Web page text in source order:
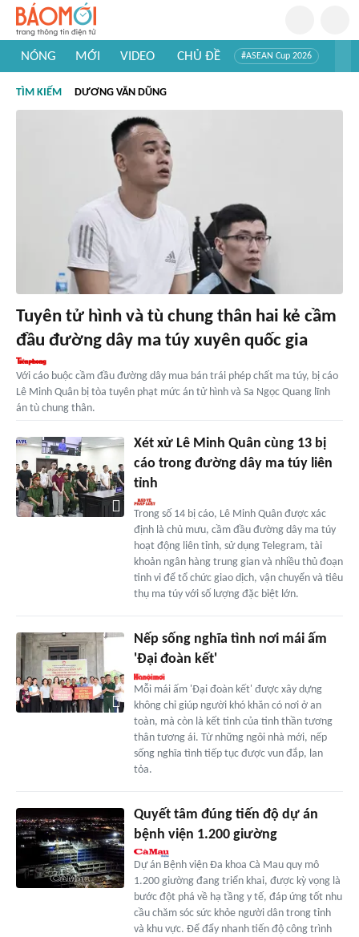
NÓNG MỚI VIDEO CHỦ ĐỀ #ASEAN Cup 2026
#Khám phá thế giới
TÌM KIẾM DƯƠNG VĂN DŨNG
Tuyên tử hình và tù chung thân hai kẻ cầm
đầu đường dây ma túy xuyên quốc gia
Với cáo buộc cầm đầu đường dây mua bán trái phép chất ma túy, bị cáo
Lê Minh Quân bị tòa tuyên phạt mức án tử hình và Sa Ngọc Quang lĩnh
án tù chung thân.
Xét xử Lê Minh Quân cùng 13 bị
cáo trong đường dây ma túy liên
tỉnh
Trong số 14 bị cáo, Lê Minh Quân được xác
định là chủ mưu, cầm đầu đường dây ma túy
hoạt động liên tỉnh, sử dụng Telegram, tài
khoản ngân hàng trung gian và nhiều thủ đoạn
tinh vi để tổ chức giao dịch, vận chuyển và tiêu
thụ ma túy với số lượng đặc biệt lớn.
Nếp sống nghĩa tình nơi mái ấm
'Đại đoàn kết'
Mỗi mái ấm 'Đại đoàn kết' được xây dựng
không chỉ giúp người khó khăn có nơi ở an
toàn, mà còn là kết tinh của tinh thần tương
thân tương ái. Từ những ngôi nhà mới, nếp
sống nghĩa tình tiếp tục được vun đắp, lan
tỏa.
Quyết tâm đúng tiến độ dự án
bệnh viện 1.200 giường
Dự án Bệnh viện Ða khoa Cà Mau quy mô
1.200 giường đang triển khai, được kỳ vọng là
bước đột phá về hạ tầng y tế, đáp ứng tốt nhu
cầu chăm sóc sức khỏe người dân trong tỉnh
và khu vực. Ðể đẩy nhanh tiến độ công trình